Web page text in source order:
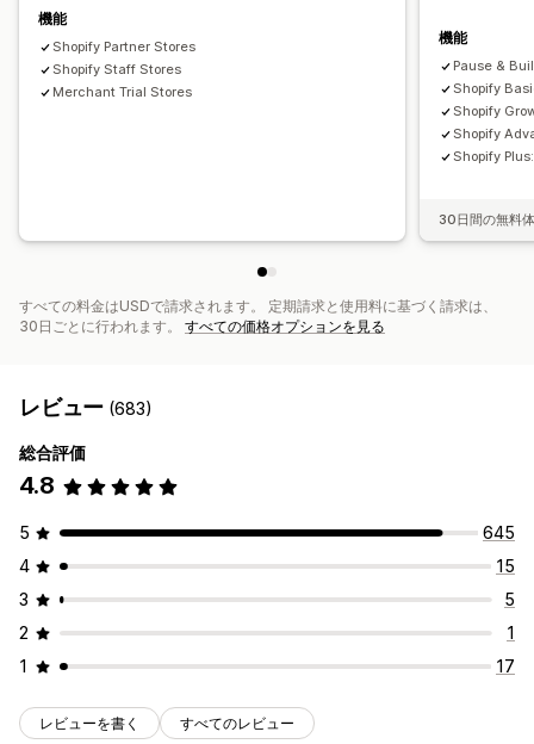
機能
Shopify Partner Stores
Shopify Staff Stores
Merchant Trial Stores
機能
Pause &
Shopify
Shopify
Shopify
Shopify
30日間の無料
すべての料金はUSDで請求されます。 定期請求と使用料に基づく請求は、
30日ごとに行われます。 すべての価格オプションを見る
レビュー (683)
総合評価
4.8
5
645
4
15
3
5
2
1
1
17
レビューを書く すべてのレビュー